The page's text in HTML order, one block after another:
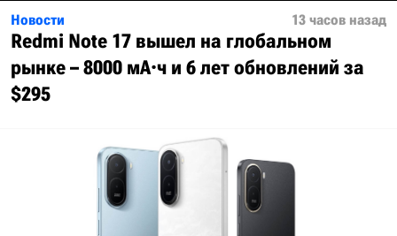
Новости 13 часов назад
Redmi Note 17 вышел на глобальном
рынке – 8000 мА·ч и 6 лет обновлений за
$295